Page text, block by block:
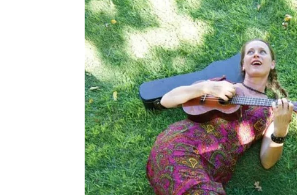
Imagem do projeto do futuro campus do IFMG em Monlevade
ConformeA Notíciajá informou,
andamento, o IFMG começa a
Estadual Jenny Farias, oferendo cursos
formativos, como o Mulheres Mil. O